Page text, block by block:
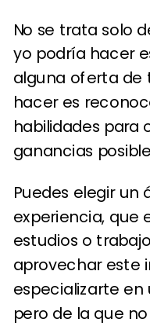
No se trata solo
yo podría hacer
alguna oferta de
hacer es
habilidades para
ganancias
Puedes elegir un
experiencia, que
estudios o
aprovechar este
especializarte
pero de la que